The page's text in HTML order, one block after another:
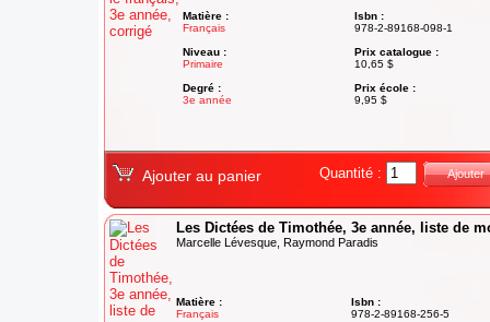
Matière :
Français
Niveau :
Primaire
Degré :
3e année
Isbn :
978-2-89168-098-1
Prix catalogue :
10,65 $
Prix école :
9,95 $
Ajouter au panier Quantité : Ajouter
Les Dictées de Timothée, 3e année, liste de
Marcelle Lévesque, Raymond Paradis
Matière :
Français
Isbn :
978-2-89168-256-5